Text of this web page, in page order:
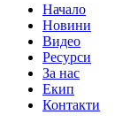
Начало
Новини
Видео
Ресурси
За нас
Екип
Контакти